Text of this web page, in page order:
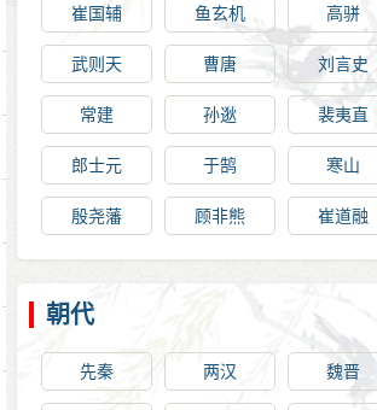
崔国辅 鱼玄机 高骈
武则天 曹唐 刘言史
常建 孙逖 裴夷直
郎士元 于鹄 寒山
殷尧藩 顾非熊 崔道融
朝代
先秦 两汉 魏晋